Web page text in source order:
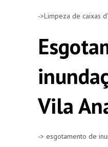
->Limpeza de caixas
Vila
-> esgotamento de